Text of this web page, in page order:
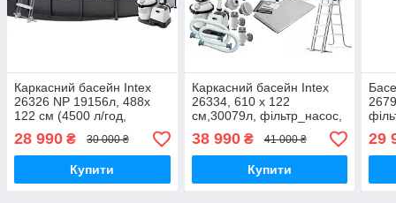
Каркасний басейн Intex
26326 NP 19156л, 488x
122 см (4500 л/год,
фільтр_насос, сходи, тент,
підстилка)
28 990 ₴ 30 000 ₴
Купити
Каркасний басейн Intex
26334, 610 x 122
см,30079л, фільтр_насос,
сходи, тент, підстилка)
38 990₴ 41 000 ₴
Купити
л/
29